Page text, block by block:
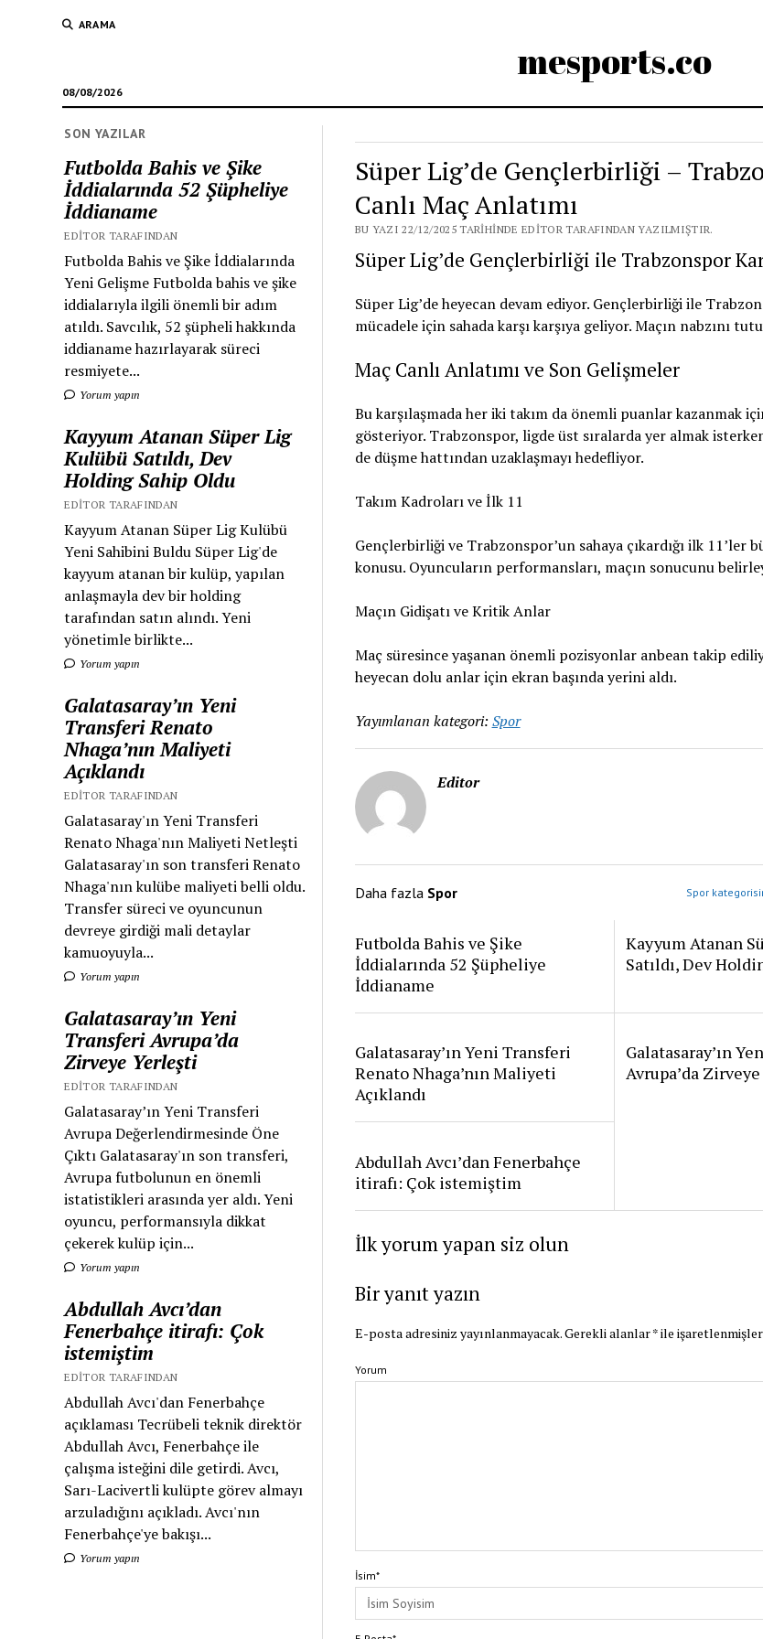
ARAMA
mesports.co
08/08/2026
SON YAZILAR
Futbolda Bahis ve Şike
İddialarında 52 Şüpheliye
İddianame
EDITOR TARAFINDAN
Futbolda Bahis ve Şike İddialarında
Yeni Gelişme Futbolda bahis ve şike
iddialarıyla ilgili önemli bir adım
atıldı. Savcılık, 52 şüpheli hakkında
iddianame hazırlayarak süreci
resmiyete...
Yorum yapın
Kayyum Atanan Süper Lig
Kulübü Satıldı, Dev
Holding Sahip Oldu
EDITOR TARAFINDAN
Kayyum Atanan Süper Lig Kulübü
Yeni Sahibini Buldu Süper Lig'de
kayyum atanan bir kulüp, yapılan
anlaşmayla dev bir holding
tarafından satın alındı. Yeni
yönetimle birlikte...
Yorum yapın
Galatasaray’ın Yeni
Transferi Renato
Nhaga’nın Maliyeti
Açıklandı
EDITOR TARAFINDAN
Galatasaray'ın Yeni Transferi
Renato Nhaga'nın Maliyeti Netleşti
Galatasaray'ın son transferi Renato
Nhaga'nın kulübe maliyeti belli oldu.
Transfer süreci ve oyuncunun
devreye girdiği mali detaylar
kamuoyuyla...
Yorum yapın
Galatasaray’ın Yeni
Transferi Avrupa’da
Zirveye Yerleşti
EDITOR TARAFINDAN
Galatasaray’ın Yeni Transferi
Avrupa Değerlendirmesinde Öne
Çıktı Galatasaray'ın son transferi,
Avrupa futbolunun en önemli
istatistikleri arasında yer aldı. Yeni
oyuncu, performansıyla dikkat
çekerek kulüp için...
Yorum yapın
Abdullah Avcı’dan
Fenerbahçe itirafı: Çok
istemiştim
EDITOR TARAFINDAN
Abdullah Avcı'dan Fenerbahçe
açıklaması Tecrübeli teknik direktör
Abdullah Avcı, Fenerbahçe ile
çalışma isteğini dile getirdi. Avcı,
Sarı-Lacivertli kulüpte görev almayı
arzuladığını açıkladı. Avcı'nın
Fenerbahçe'ye bakışı...
Yorum yapın
Süper Lig’de Gençlerbirliği –
Canlı Maç Anlatımı
BU YAZI 22/12/2025 TARIHINDE EDITOR TARAFINDAN YAZILMIŞTIR.
Süper Lig’de Gençlerbirliği ile Trabzonspor
Süper Lig’de heyecan devam ediyor. Gençlerbirliği ile
mücadele için sahada karşı karşıya geliyor. Maçın nabzını
Maç Canlı Anlatımı ve Son Gelişmeler
Bu karşılaşmada her iki takım da önemli puanlar kazanmak
gösteriyor. Trabzonspor, ligde üst sıralarda yer almak
de düşme hattından uzaklaşmayı hedefliyor.
Takım Kadroları ve İlk 11
Gençlerbirliği ve Trabzonspor’un sahaya çıkardığı ilk 11’ler
konusu. Oyuncuların performansları, maçın sonucunu
Maçın Gidişatı ve Kritik Anlar
Maç süresince yaşanan önemli pozisyonlar anbean takip
heyecan dolu anlar için ekran başında yerini aldı.
Yayımlanan kategori: Spor
Editor
Daha fazla Spor Spor
Futbolda Bahis ve Şike
İddialarında 52 Şüpheliye
İddianame
Kayyum Atanan
Satıldı, Dev
Galatasaray’ın Yeni Transferi
Renato Nhaga’nın Maliyeti
Açıklandı
Galatasaray’ın
Avrupa’da
Abdullah Avcı’dan Fenerbahçe
itirafı: Çok istemiştim
İlk yorum yapan siz olun
Bir yanıt yazın
E-posta adresiniz yayınlanmayacak.Gerekli alanlar*ile
Yorum
İsim*